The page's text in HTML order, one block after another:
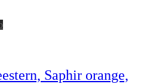
Saphir orange,